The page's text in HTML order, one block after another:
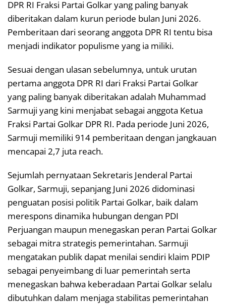
DPR RI Fraksi Partai Golkar yang paling banyak
diberitakan dalam kurun periode bulan Juni 2026.
Pemberitaan dari seorang anggota DPR RI tentu bisa
menjadi indikator populisme yang ia miliki.
Sesuai dengan ulasan sebelumnya, untuk urutan
pertama anggota DPR RI dari Fraksi Partai Golkar
yang paling banyak diberitakan adalah Muhammad
Sarmuji yang kini menjabat sebagai anggota Ketua
Fraksi Partai Golkar DPR RI. Pada periode Juni 2026,
Sarmuji memiliki 914 pemberitaan dengan jangkauan
mencapai 2,7 juta reach.
Sejumlah pernyataan Sekretaris Jenderal Partai
Golkar, Sarmuji, sepanjang Juni 2026 didominasi
penguatan posisi politik Partai Golkar, baik dalam
merespons dinamika hubungan dengan PDI
Perjuangan maupun menegaskan peran Partai Golkar
sebagai mitra strategis pemerintahan. Sarmuji
mengatakan publik dapat menilai sendiri klaim PDIP
sebagai penyeimbang di luar pemerintah serta
menegaskan bahwa keberadaan Partai Golkar selalu
dibutuhkan dalam menjaga stabilitas pemerintahan